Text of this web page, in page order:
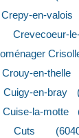
en-valois
Crevecoeur-
en-thelle
en-bray
la-motte
Cuts